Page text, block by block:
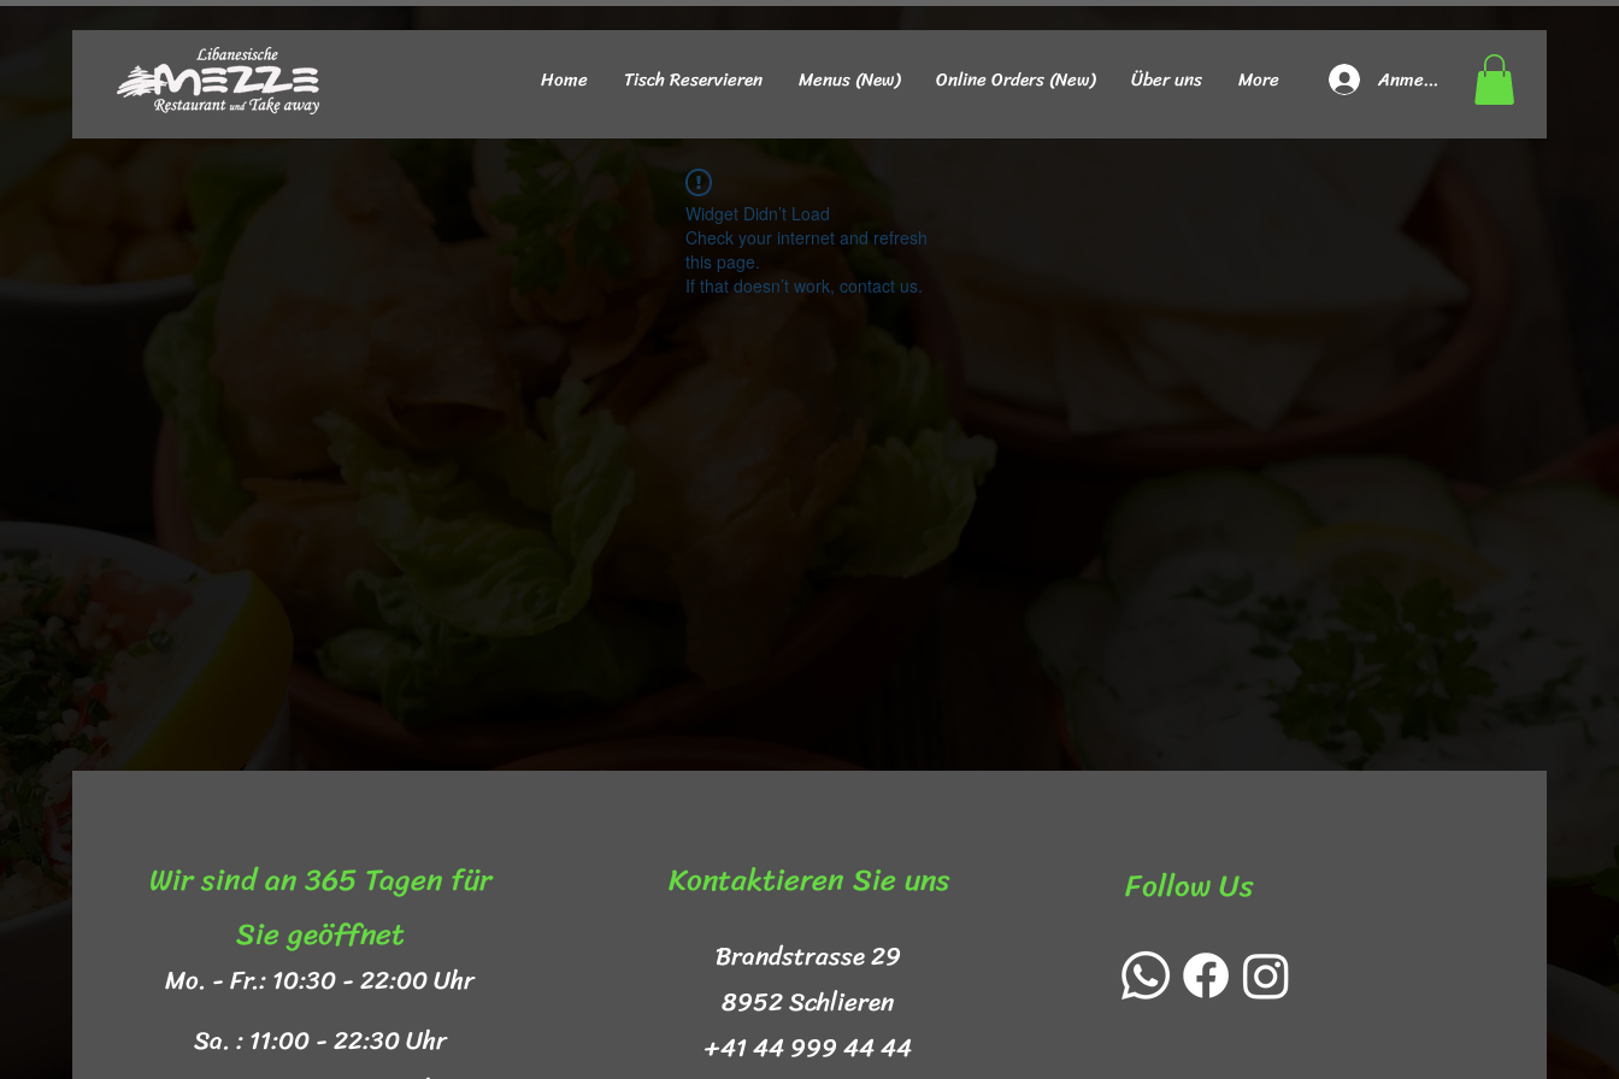
Home Tisch Reservieren Menus (New) Online Orders (New) Über uns More Anmelden
Widget Didn’t Load
Check your internet and refresh
this page.
If that doesn’t work, contact us.
Wir sind an 365 Tagen für
Sie geöffnet​
Mo. - Fr.: 10:30 - 22:00 Uhr
Sa. : 11:00 - 22:30 Uhr
Kontaktieren Sie uns​
Brandstrasse 29
8952 Schlieren
+41 44 999 44 44
Follow Us